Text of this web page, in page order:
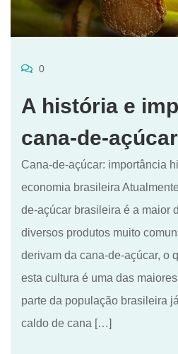
0
A história e
cana-de-
Cana-de-açúcar: importância
economia brasileira
de-açúcar brasileira é a maior
diversos produtos muito
derivam da cana-de-açúcar, o
esta cultura é uma das
parte da população brasileira
caldo de cana […]